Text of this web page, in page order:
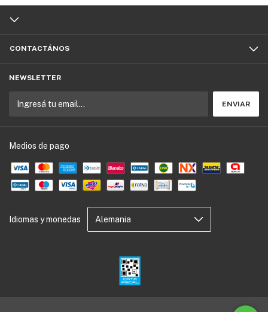
CONTACTÁNOS
NEWSLETTER
Medios de pago
Idiomas y monedas